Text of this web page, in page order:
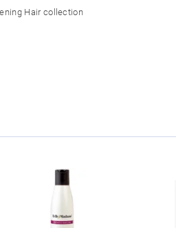
Hair collection